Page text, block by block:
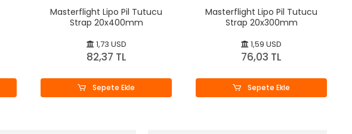
Masterflight Lipo Pil Tutucu
Strap 20x400mm
1,73 USD
82,37 TL
Sepete Ekle
Masterflight Lipo Pil Tutucu
Strap 20x300mm
1,59 USD
76,03 TL
Sepete Ekle